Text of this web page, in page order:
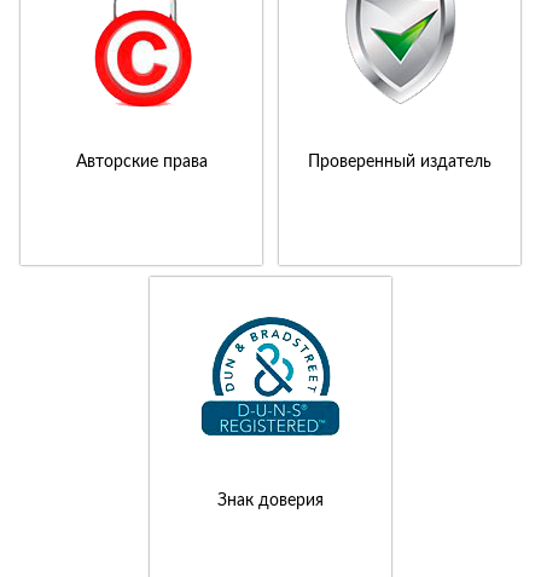
Авторские права Проверенный издатель
Знак доверия